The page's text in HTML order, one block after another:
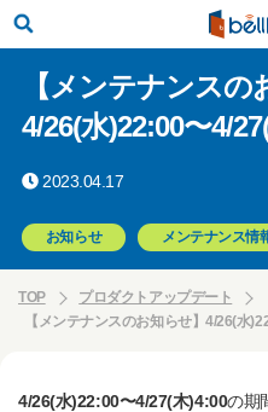
【メンテナンスの
4/26(水)22:00〜4/
2023.04.17
お知らせ メンテナンス情
TOP
プロダクトアップデート
【メンテナンスのお知らせ】4/26(水
4/26(水)22:00〜4/27(木)4:00の期